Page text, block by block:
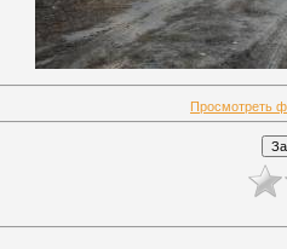
Просмотреть